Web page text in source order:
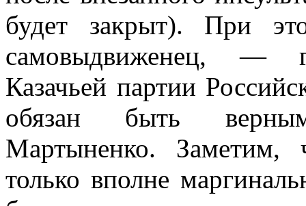
будет закрыт). При
самовыдвиженец, —
Казачьей партии
обязан быть
Мартыненко. Заметим,
только вполне